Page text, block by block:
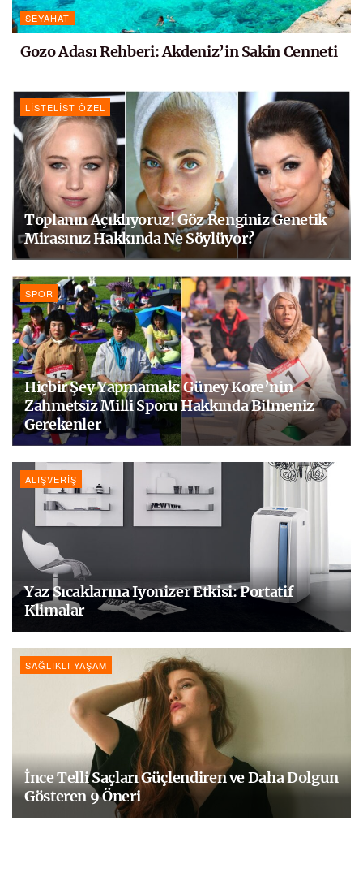
SEYAHAT
Gozo Adası Rehberi: Akdeniz’in Sakin Cenneti
LISTELIST ÖZEL
Toplanın Açıklıyoruz! Göz Renginiz Genetik
Mirasınız Hakkında Ne Söylüyor?
SPOR
Hiçbir Şey Yapmamak: Güney Kore’nin
Zahmetsiz Milli Sporu Hakkında Bilmeniz
Gerekenler
ALIŞVERIŞ
Yaz Sıcaklarına Iyonizer Etkisi: Portatif
Klimalar
SAĞLIKLI YAŞAM
İnce Telli Saçları Güçlendiren ve Daha Dolgun
Gösteren 9 Öneri